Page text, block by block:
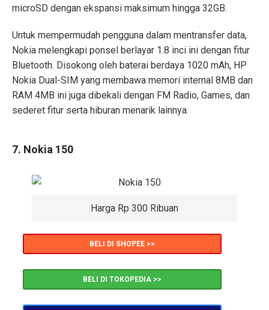
microSD dengan ekspansi maksimum hingga 32GB.
Untuk mempermudah pengguna dalam mentransfer data,
Nokia melengkapi ponsel berlayar 1.8 inci ini dengan fitur
Bluetooth. Disokong oleh baterai berdaya 1020 mAh, HP
Nokia Dual-SIM yang membawa memori internal 8MB dan
RAM 4MB ini juga dibekali dengan FM Radio, Games, dan
sederet fitur serta hiburan menarik lainnya.
7. Nokia 150
Harga Rp 300 Ribuan
BELI DI SHOPEE >>
BELI DI TOKOPEDIA >>